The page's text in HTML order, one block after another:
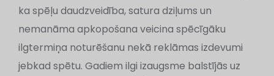
ka spēļu daudzveidība, satura dziļums un
nemanāma apkopošana veicina spēcīgāku
ilgtermiņa noturēšanu nekā reklāmas izdevumi
jebkad spētu. Gadiem ilgi izaugsme balstījās uz